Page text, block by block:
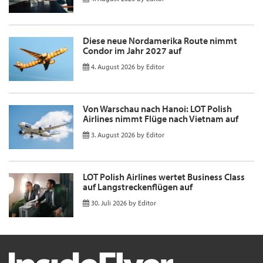
Diese neue Nordamerika Route nimmt
Condor im Jahr 2027 auf
4. August 2026 by Editor
Von Warschau nach Hanoi: LOT Polish
Airlines nimmt Flüge nach Vietnam auf
3. August 2026 by Editor
LOT Polish Airlines wertet Business Class
auf Langstreckenflügen auf
30. Juli 2026 by Editor